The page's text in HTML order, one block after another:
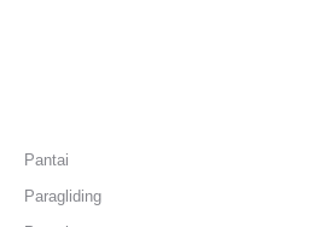
Pantai
Paragliding